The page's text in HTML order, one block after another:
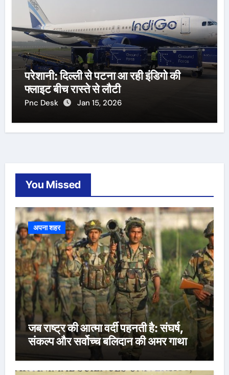
परेशानी: दिल्ली से पटना आ रही इंडिगो की
फ्लाइट बीच रास्ते से लौटी
Pnc Desk Jan 15, 2026
You Missed
अपना शहर
जब राष्ट्र की आत्मा वर्दी पहनती है: संघर्ष,
संकल्प और सर्वोच्च बलिदान की अमर गाथा